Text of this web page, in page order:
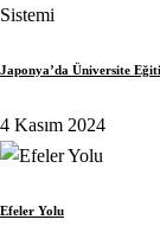
Japonya’da Üniversite
4 Kasım 2024
Efeler Yolu